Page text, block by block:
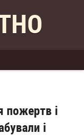
пoжeртв і
і